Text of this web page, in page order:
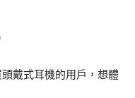
戴式耳機的用戶，想體